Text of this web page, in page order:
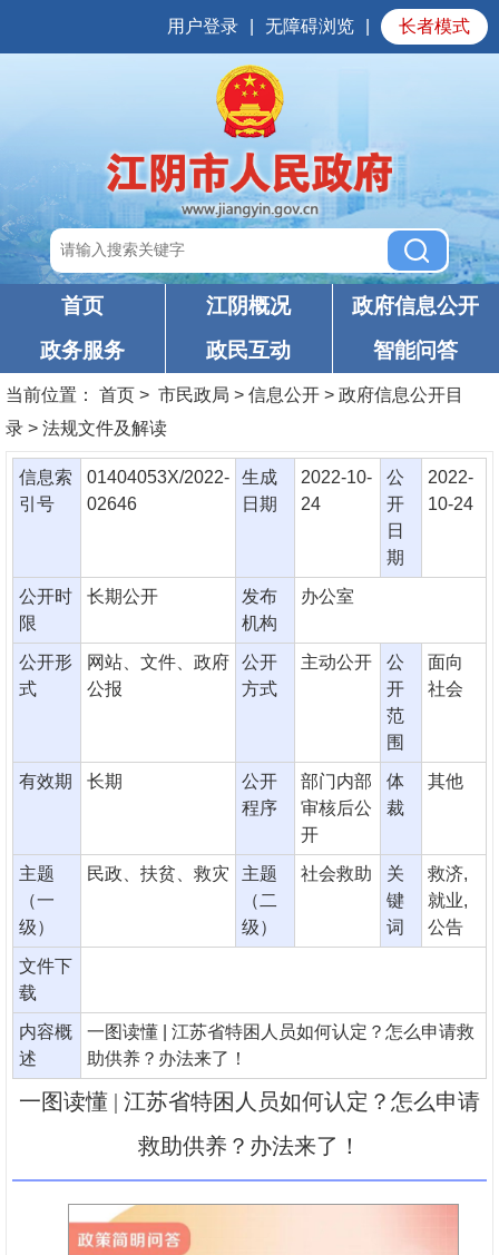
用户登录 无障碍浏览 长者模式
首页 江阴概况
政府信息公开
政务服务
政民互动 智能问答
当前位置： 首页 > 市民政局 > 信息公开 > 政府信息公开目
录 > 法规文件及解读
信息索
引号
01404053X/2022-
02646
生成
日期
2022-10-
24
公
开
日
期
2022-
10-24
公开时
限
长期公开
发布
机构
办公室
公开形
式
网站、文件、政府
公报
公开
方式
主动公开
公
开
范
围
面向
社会
有效期 长期
公开
程序
部门内部
审核后公
开
体
裁
其他
主题
（一
级）
民政、扶贫、救灾
主题
（二
级）
社会救助
关
键
词
救济,
就业,
公告
文件下
载
内容概
述
一图读懂 | 江苏省特困人员如何认定？怎么申请救
助供养？办法来了！
一图读懂 | 江苏省特困人员如何认定？怎么申请
救助供养？办法来了！